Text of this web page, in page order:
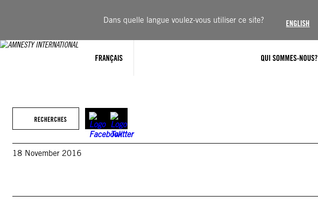
Dans quelle langue voulez-vous utiliser ce site? ENGLISH
FRANÇAIS QUI SOMMES-NOUS?
RECHERCHES
18 November 2016